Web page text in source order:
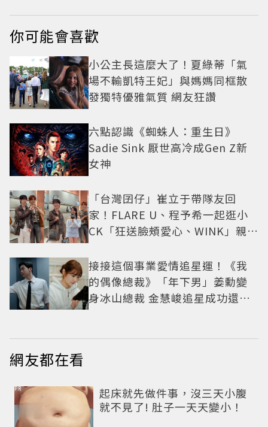
你可能會喜歡
小公主長這麼大了！夏綠蒂「氣
場不輸凱特王妃」與媽媽同框散
發獨特優雅氣質 網友狂讚
六點認識《蜘蛛人：重生日》
Sadie Sink 厭世高冷成Gen Z新
女神
「台灣囝仔」崔立于帶隊友回
家！FLARE U、程予希一起逛小
CK「狂送臉頰愛心、WINK」親曝
接接這個事業愛情追星運！《我
的偶像總裁》「年下男」姜勳變
身冰山總裁 金慧峻追星成功還偶
網友都在看
起床就先做件事，沒三天小腹
就不見了! 肚子一天天變小！
PR